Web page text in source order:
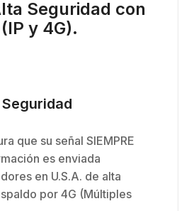
Seguridad con
y 4G).
que su señal SIEMPRE
es enviada
en U.S.A. de alta
por 4G (Múltiples